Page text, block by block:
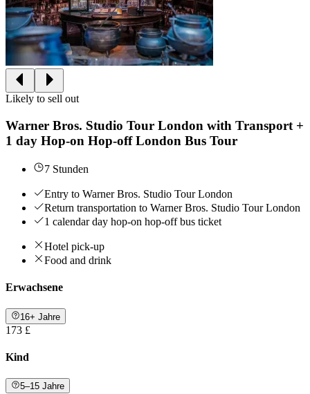
Likely to sell out
Warner Bros. Studio Tour London with Transport +
1 day Hop-on Hop-off London Bus Tour
7 Stunden
Entry to Warner Bros. Studio Tour London
Return transportation to Warner Bros. Studio Tour London
1 calendar day hop-on hop-off bus ticket
Hotel pick-up
Food and drink
Erwachsene
16+ Jahre
173 £
Kind
5–15 Jahre